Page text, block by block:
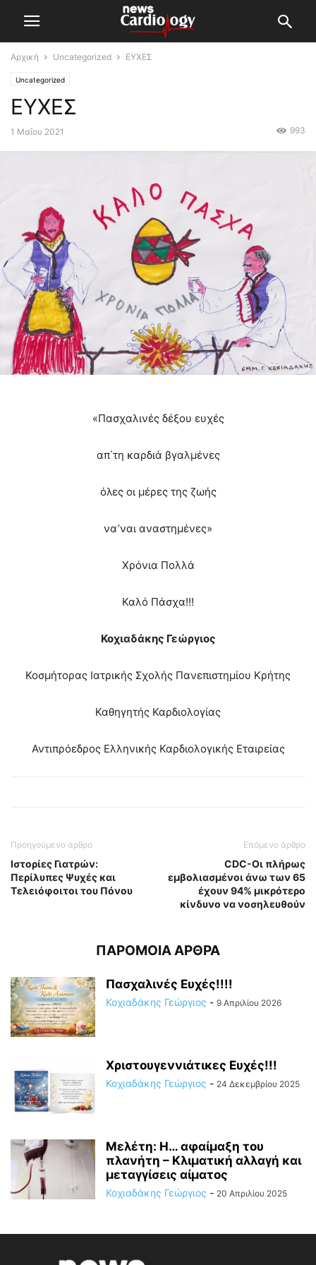
Αρχική Uncategorized ΕΥΧΕΣ
Uncategorized
ΕΥΧΕΣ
1 Μαΐου 2021 993
«Πασχαλινές δέξου ευχές
απ΄τη καρδιά βγαλμένες
όλες οι μέρες της ζωής
να’ναι αναστημένες»
Χρόνια Πολλά
Καλό Πάσχα!!!
Κοχιαδάκης Γεώργιος
Κοσμήτορας Ιατρικής Σχολής Πανεπιστημίου Κρήτης
Καθηγητής Καρδιολογίας
Αντιπρόεδρος Ελληνικής Καρδιολογικής Εταιρείας
Προηγούμενο άρθρο
Ιστορίες Γιατρών:
Περίλυπες Ψυχές και
Τελειόφοιτοι του Πόνου
Επόμενο άρθρο
CDC-Οι πλήρως
εμβολιασμένοι άνω των 65
έχουν 94% μικρότερο
κίνδυνο να νοσηλευθούν
ΠΑΡΟΜΟΙΑ ΑΡΘΡΑ
Πασχαλινές Ευχές!!!!
Κοχιαδάκης Γεώργιος - 9 Απριλίου 2026
Χριστουγεννιάτικες Ευχές!!!
Κοχιαδάκης Γεώργιος - 24 Δεκεμβρίου 2025
Μελέτη: H… αφαίμαξη του
πλανήτη – Κλιματική αλλαγή και
μεταγγίσεις αίματος
Κοχιαδάκης Γεώργιος - 20 Απριλίου 2025